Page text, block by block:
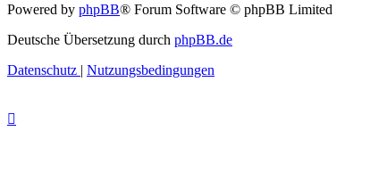
Powered by phpBB® Forum Software © phpBB Limited
Deutsche Übersetzung durch phpBB.de
Datenschutz | Nutzungsbedingungen